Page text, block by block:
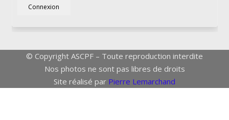
Connexion
© Copyright ASCPF – Toute reproduction interdite
Nos photos ne sont pas libres de droits
Site réalisé par Pierre Lemarchand